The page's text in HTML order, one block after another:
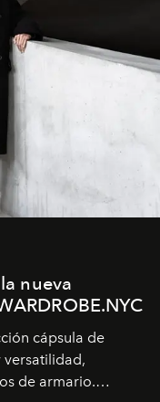
nueva
cápsula de
versatilidad,
de armario.